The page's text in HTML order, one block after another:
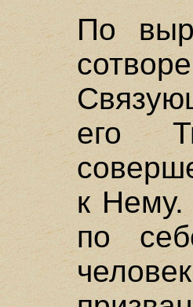
По
его
к
по